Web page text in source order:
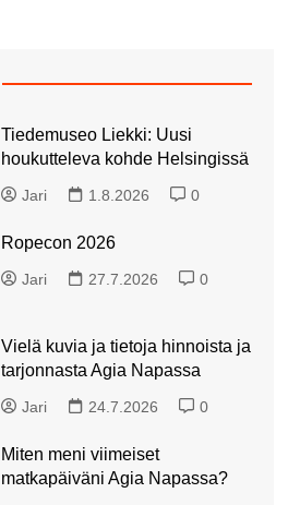
Tiedemuseo Liekki: Uusi
houkutteleva kohde Helsingissä
Jari 1.8.2026 0
Ropecon 2026
Jari 27.7.2026 0
Vielä kuvia ja tietoja hinnoista ja
tarjonnasta Agia Napassa
Jari 24.7.2026 0
Miten meni viimeiset
matkapäiväni Agia Napassa?